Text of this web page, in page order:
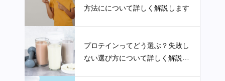
方法にについて詳しく解説します
プロテインってどう選ぶ？失敗し
ない選び方について詳しく解説し